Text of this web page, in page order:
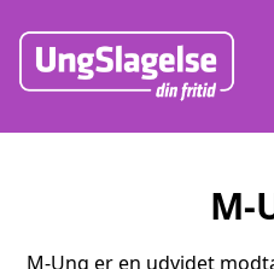
M-
M-Ung er en udvidet